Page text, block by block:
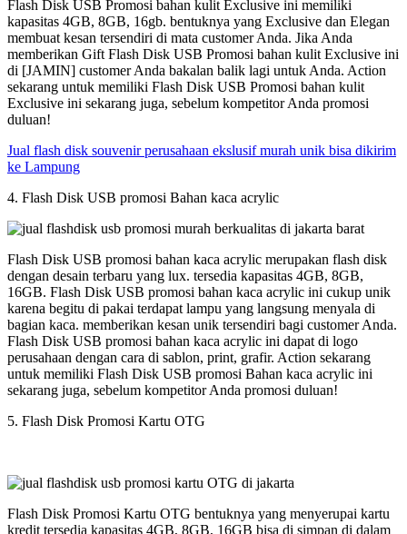
Flash Disk USB Promosi bahan kulit Exclusive ini memiliki
kapasitas 4GB, 8GB, 16gb. bentuknya yang Exclusive dan Elegan
membuat kesan tersendiri di mata customer Anda. Jika Anda
memberikan Gift Flash Disk USB Promosi bahan kulit Exclusive ini
di [JAMIN] customer Anda bakalan balik lagi untuk Anda. Action
sekarang untuk memiliki Flash Disk USB Promosi bahan kulit
Exclusive ini sekarang juga, sebelum kompetitor Anda promosi
duluan!
Jual flash disk souvenir perusahaan ekslusif murah unik bisa dikirim
ke Lampung
4. Flash Disk USB promosi Bahan kaca acrylic
Flash Disk USB promosi bahan kaca acrylic merupakan flash disk
dengan desain terbaru yang lux. tersedia kapasitas 4GB, 8GB,
16GB. Flash Disk USB promosi bahan kaca acrylic ini cukup unik
karena begitu di pakai terdapat lampu yang langsung menyala di
bagian kaca. memberikan kesan unik tersendiri bagi customer Anda.
Flash Disk USB promosi bahan kaca acrylic ini dapat di logo
perusahaan dengan cara di sablon, print, grafir. Action sekarang
untuk memiliki Flash Disk USB promosi Bahan kaca acrylic ini
sekarang juga, sebelum kompetitor Anda promosi duluan!
5. Flash Disk Promosi Kartu OTG
Flash Disk Promosi Kartu OTG bentuknya yang menyerupai kartu
kredit tersedia kapasitas 4GB, 8GB, 16GB bisa di simpan di dalam